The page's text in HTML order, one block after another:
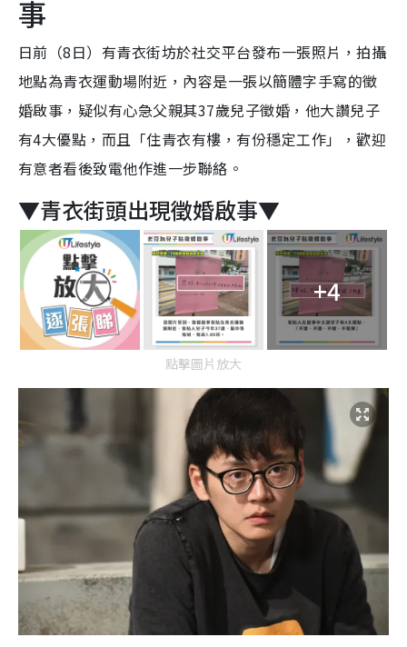
事
日前（8日）有青衣街坊於社交平台發布一張照片，拍攝
地點為青衣運動場附近，內容是一張以簡體字手寫的徵
婚啟事，疑似有心急父親其37歲兒子徵婚，他大讚兒子
有4大優點，而且「住青衣有樓，有份穩定工作」，歡迎
有意者看後致電他作進一步聯絡。
▼青衣街頭出現徵婚啟事▼
+4
點擊圖片放大